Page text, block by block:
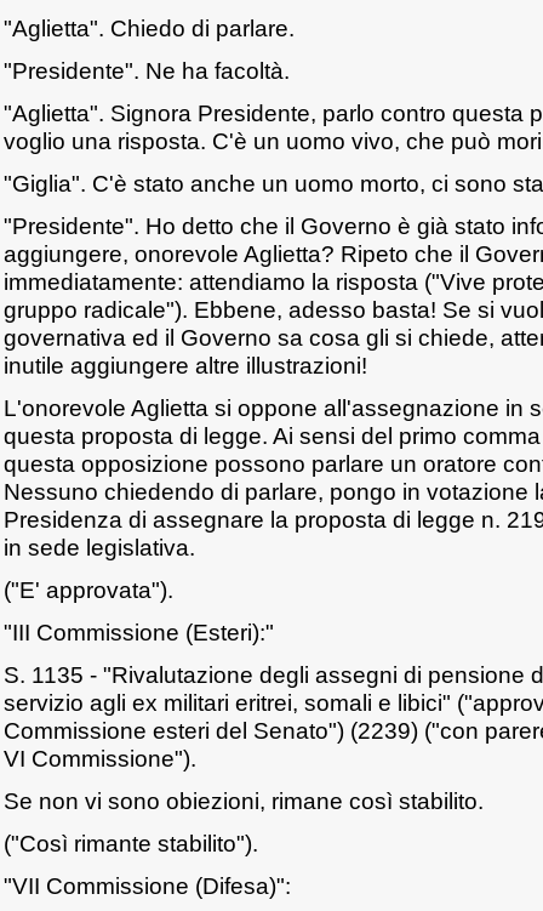
"Aglietta". Chiedo di parlare.
"Presidente". Ne ha facoltà.
"Aglietta". Signora Presidente, parlo contro questa
voglio una risposta. C'è un uomo vivo, che può
"Giglia". C'è stato anche un uomo morto, ci sono
"Presidente". Ho detto che il Governo è già stato
aggiungere, onorevole Aglietta? Ripeto che il
immediatamente: attendiamo la risposta ("Vive
gruppo radicale"). Ebbene, adesso basta! Se si
governativa ed il Governo sa cosa gli si chiede,
inutile aggiungere altre illustrazioni!
L'onorevole Aglietta si oppone all'assegnazione in
questa proposta di legge. Ai sensi del primo
questa opposizione possono parlare un oratore
Nessuno chiedendo di parlare, pongo in votazione
Presidenza di assegnare la proposta di legge n.
in sede legislativa.
("E' approvata").
"III Commissione (Esteri):"
S. 1135 - "Rivalutazione degli assegni di pensione
servizio agli ex militari eritrei, somali e libici"
Commissione esteri del Senato") (2239) ("con
VI Commissione").
Se non vi sono obiezioni, rimane così stabilito.
("Così rimante stabilito").
"VII Commissione (Difesa)":